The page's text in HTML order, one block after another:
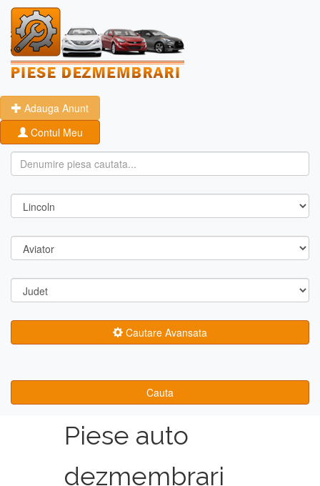
Adauga Anunt
Contul Meu
Cautare Avansata
Cauta
Piese auto
dezmembrari